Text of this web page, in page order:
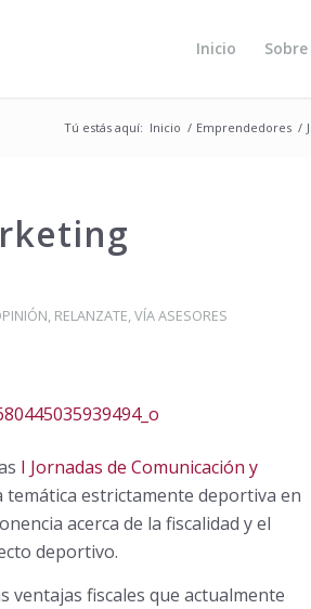
Inicio
Tú estás aquí: Inicio / Emprendedores /
, RELANZATE,VÍA ASESORES
I Jornadas de Comunicación y
temática estrictamente deportiva en
acerca de la fiscalidad y el
deportivo.
ventajas fiscales que actualmente